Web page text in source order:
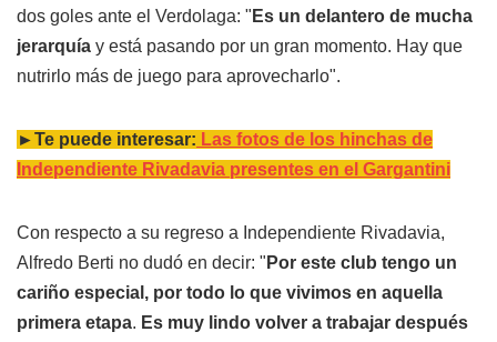
dos goles ante el Verdolaga: " Es un delantero de mucha
jerarquía y está pasando por un gran momento. Hay que
nutrirlo más de juego para aprovecharlo".
►Te puede interesar: Las fotos de los hinchas de
Independiente Rivadavia presentes en el Gargantini
Con respecto a su regreso a Independiente Rivadavia,
Alfredo Berti no dudó en decir: " Por este club tengo un
cariño especial, por todo lo que vivimos en aquella
primera etapa. Es muy lindo volver a trabajar después